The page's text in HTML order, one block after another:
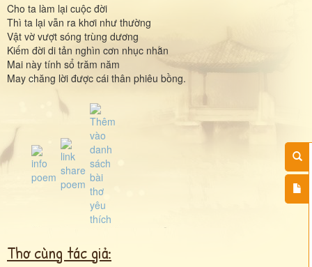
Cho ta làm lại cuộc đời
Thì ta lại vẫn ra khơi như thường
Vật vờ vượt sóng trùng dương
Kiếm đời di tản nghìn cơn nhục nhằn
Mai này tính sổ trăm năm
May chăng lời được cái thân phiêu bồng.
Thơ cùng tác giả: